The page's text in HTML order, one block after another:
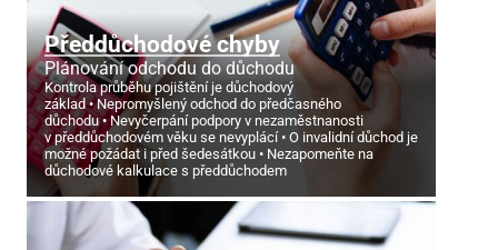
Předdůchodové chyby
Plánování odchodu do důchodu
Kontrola průběhu pojištění je důchodový
základ
Nepromyšlený odchod do předčasného
důchodu
Nevyčerpání podpory v nezaměstnanosti
v předdůchodovém věku se nevyplácí
O invalidní důchod je
možné požádat i před šedesátkou
Nezapomeňte na
důchodové kalkulace s předdůchodem